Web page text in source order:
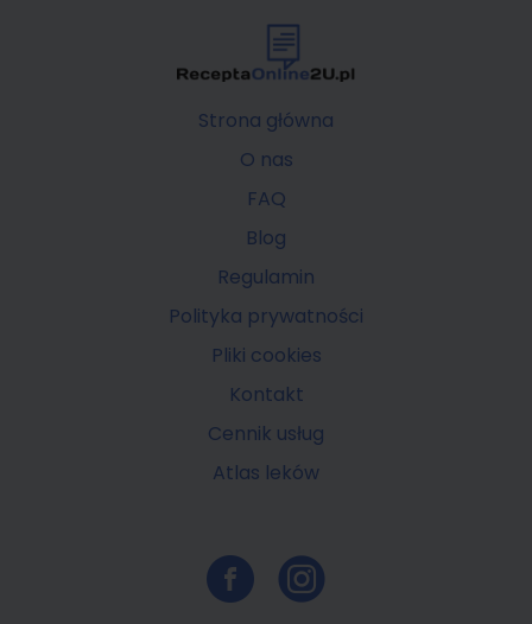
Strona główna
O nas
FAQ
Blog
Regulamin
Polityka prywatności
Pliki cookies
Kontakt
Cennik usług
Atlas leków